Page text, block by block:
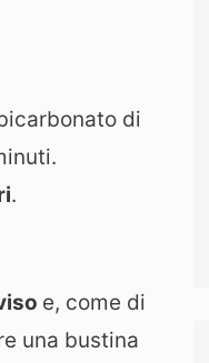
di
.
e, come di
una bustina